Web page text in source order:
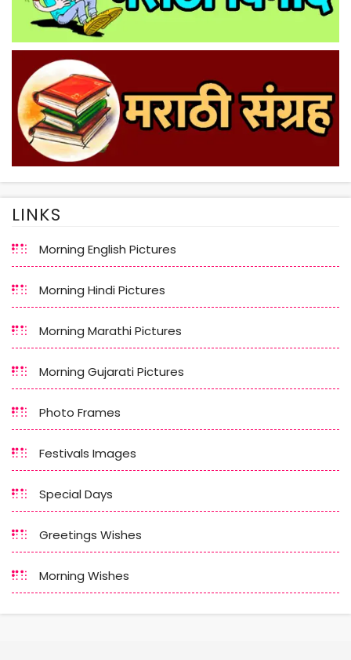
LINKS
Morning English Pictures
Morning Hindi Pictures
Morning Marathi Pictures
Morning Gujarati Pictures
Photo Frames
Festivals Images
Special Days
Greetings Wishes
Morning Wishes